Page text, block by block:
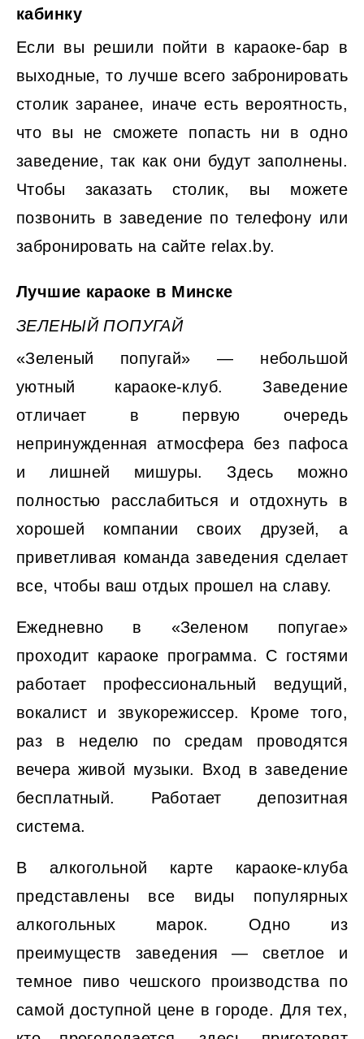
кабинку
Если вы решили пойти в караоке-бар в
выходные, то лучше всего забронировать
столик заранее, иначе есть вероятность,
что вы не сможете попасть ни в одно
заведение, так как они будут заполнены.
Чтобы заказать столик, вы можете
позвонить в заведение по телефону или
забронировать на сайте relax.by.
Лучшие караоке в Минске
ЗЕЛЕНЫЙ ПОПУГАЙ
«Зеленый попугай» — небольшой
уютный караоке-клуб. Заведение
отличает в первую очередь
непринужденная атмосфера без пафоса
и лишней мишуры. Здесь можно
полностью расслабиться и отдохнуть в
хорошей компании своих друзей, а
приветливая команда заведения сделает
все, чтобы ваш отдых прошел на славу.
Ежедневно в «Зеленом попугае»
проходит караоке программа. С гостями
работает профессиональный ведущий,
вокалист и звукорежиссер. Кроме того,
раз в неделю по средам проводятся
вечера живой музыки. Вход в заведение
бесплатный. Работает депозитная
система.
В алкогольной карте караоке-клуба
представлены все виды популярных
алкогольных марок. Одно из
преимуществ заведения — светлое и
темное пиво чешского производства по
самой доступной цене в городе. Для тех,